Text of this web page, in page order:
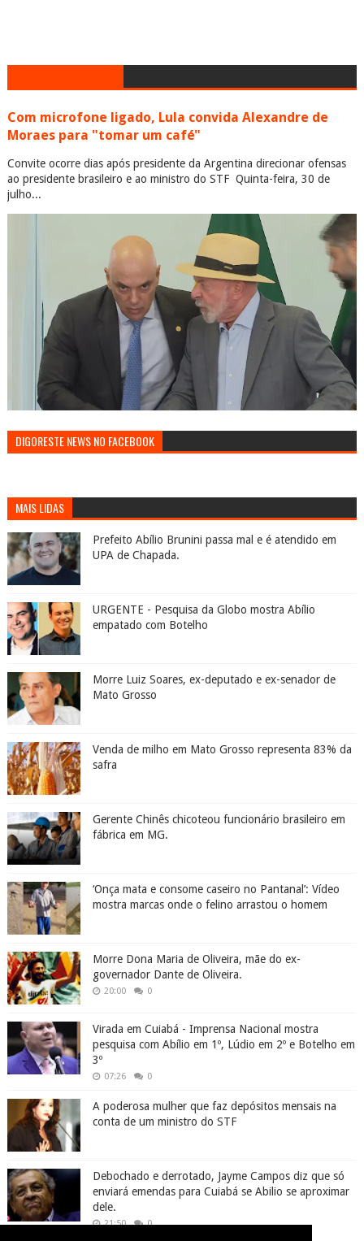
Com microfone ligado, Lula convida Alexandre de
Moraes para "tomar um café"
Convite ocorre dias após presidente da Argentina direcionar ofensas
ao presidente brasileiro e ao ministro do STF Quinta-feira, 30 de
julho...
DIGORESTE NEWS NO FACEBOOK
MAIS LIDAS
Prefeito Abílio Brunini passa mal e é atendido em
UPA de Chapada.
URGENTE - Pesquisa da Globo mostra Abílio
empatado com Botelho
Morre Luiz Soares, ex-deputado e ex-senador de
Mato Grosso
Venda de milho em Mato Grosso representa 83% da
safra
Gerente Chinês chicoteou funcionário brasileiro em
fábrica em MG.
‘Onça mata e consome caseiro no Pantanal’: Vídeo
mostra marcas onde o felino arrastou o homem
Morre Dona Maria de Oliveira, mãe do ex-
governador Dante de Oliveira.
20:00 0
Virada em Cuiabá - Imprensa Nacional mostra
pesquisa com Abílio em 1º, Lúdio em 2º e Botelho em
3º
07:26 0
A poderosa mulher que faz depósitos mensais na
conta de um ministro do STF
Debochado e derrotado, Jayme Campos diz que só
enviará emendas para Cuiabá se Abilio se aproximar
dele.
21:50 0